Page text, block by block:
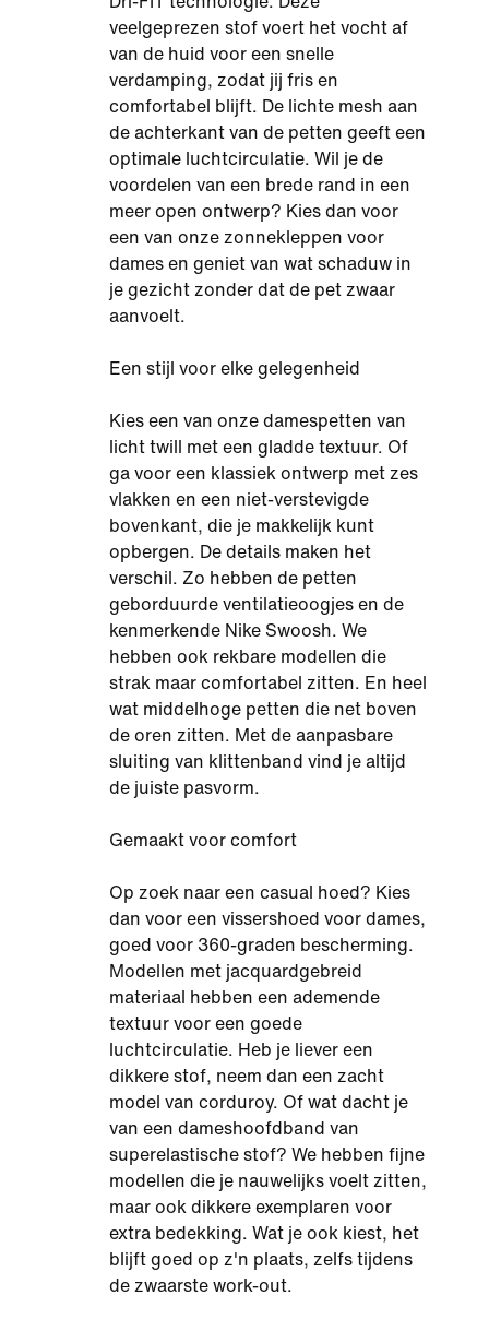
veelgeprezen stof voert het vocht af
van de huid voor een snelle
verdamping, zodat jij fris en
comfortabel blijft. De lichte mesh aan
de achterkant van de petten geeft een
optimale luchtcirculatie. Wil je de
voordelen van een brede rand in een
meer open ontwerp? Kies dan voor
een van onze zonnekleppen voor
dames en geniet van wat schaduw in
je gezicht zonder dat de pet zwaar
aanvoelt.
Een stijl voor elke gelegenheid
Kies een van onze damespetten van
licht twill met een gladde textuur. Of
ga voor een klassiek ontwerp met zes
vlakken en een niet-verstevigde
bovenkant, die je makkelijk kunt
opbergen. De details maken het
verschil. Zo hebben de petten
geborduurde ventilatieoogjes en de
kenmerkende Nike Swoosh. We
hebben ook rekbare modellen die
strak maar comfortabel zitten. En heel
wat middelhoge petten die net boven
de oren zitten. Met de aanpasbare
sluiting van klittenband vind je altijd
de juiste pasvorm.
Gemaakt voor comfort
Op zoek naar een casual hoed? Kies
dan voor een vissershoed voor dames,
goed voor 360-graden bescherming.
Modellen met jacquardgebreid
materiaal hebben een ademende
textuur voor een goede
luchtcirculatie. Heb je liever een
dikkere stof, neem dan een zacht
model van corduroy. Of wat dacht je
van een dameshoofdband van
superelastische stof? We hebben fijne
modellen die je nauwelijks voelt zitten,
maar ook dikkere exemplaren voor
extra bedekking. Wat je ook kiest, het
blijft goed op z'n plaats, zelfs tijdens
de zwaarste work-out.